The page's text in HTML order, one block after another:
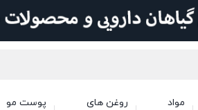
مواد
روغن های
پوست مو